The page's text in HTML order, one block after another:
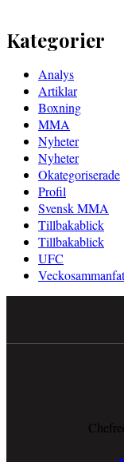
Kategorier
Analys
Artiklar
Boxning
MMA
Nyheter
Nyheter
Okategoriserade
Profil
Svensk MMA
Tillbakablick
Tillbakablick
UFC